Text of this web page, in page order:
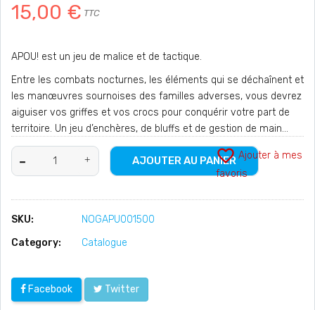
15,00 € TTC
APOU! est un jeu de malice et de tactique.
Entre les combats nocturnes, les éléments qui se déchaînent et
les manœuvres sournoises des familles adverses, vous devrez
aiguiser vos griffes et vos crocs pour conquérir votre part de
territoire. Un jeu d’enchères, de bluffs et de gestion de main...
AJOUTER AU PANIER
favorite_border Ajouter à mes
favoris
SKU:
NOGAPU001500
Category:
Catalogue
Facebook Twitter